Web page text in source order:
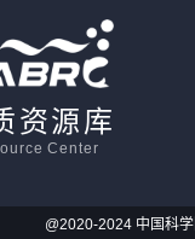
资源库
Center
@2020-2024 中国科